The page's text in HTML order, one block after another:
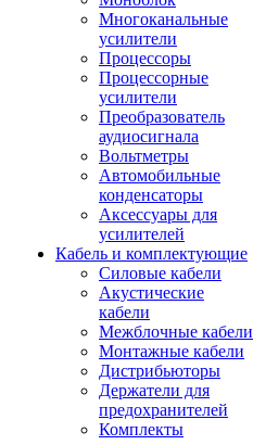
Многоканальные
усилители
Процессоры
Процессорные
усилители
Преобразователь
аудиосигнала
Вольтметры
Автомобильные
конденсаторы
Аксессуары для
усилителей
Кабель и комплектующие
Силовые кабели
Акустические
кабели
Межблочные кабели
Монтажные кабели
Дистрибьюторы
Держатели для
предохранителей
Комплекты